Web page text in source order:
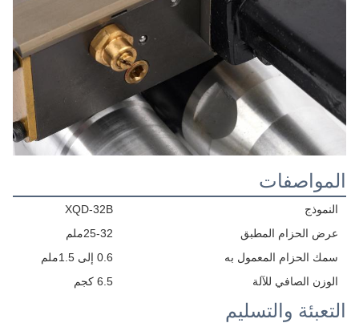
المواصفات
النموذج
XQD-32B
عرض الحزام المطبق
25-32ملم
سمك الحزام المعمول به
0.6 إلى 1.5ملم
الوزن الصافي للآلة
6.5 كجم
التعبئة والتسليم